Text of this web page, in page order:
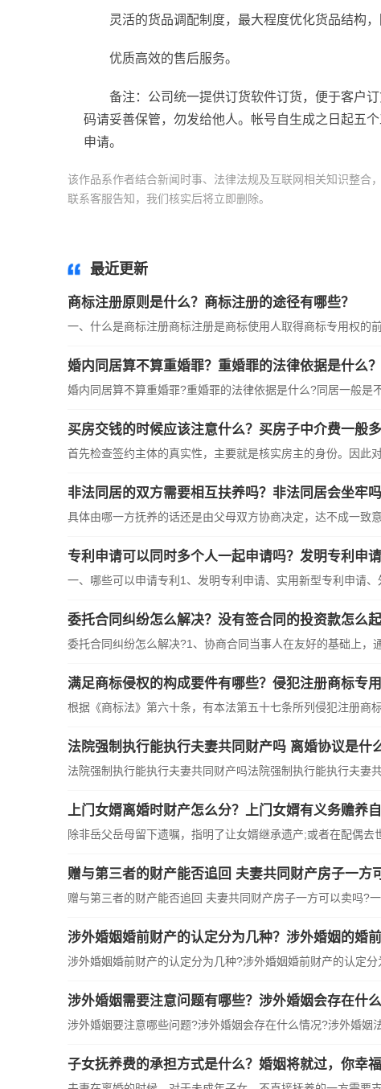
灵活的货品调配制度，最大程度优化货品结构
优质高效的售后服务。
备注：公司统一提供订货软件订货，便于客户
码请妥善保管，勿发给他人。帐号自生成之日起五
申请。
该作品系作者结合新闻时事、法律法规及互联网相关知识整合
联系客服告知，我们核实后将立即删除。
最近更新
商标注册原则是什么？商标注册的途径有哪些？
一、什么是商标注册商标注册是商标使用人取得商标专用权的前
婚内同居算不算重婚罪？重婚罪的法律依据是什么？
婚内同居算不算重婚罪?重婚罪的法律依据是什么?同居一般是
买房交钱的时候应该注意什么？买房子中介费一般多
首先检查签约主体的真实性，主要就是核实房主的身份。因此对
非法同居的双方需要相互扶养吗？非法同居会坐牢吗
具体由哪一方抚养的话还是由父母双方协商决定，达不成一致意
专利申请可以同时多个人一起申请吗？发明专利申
一、哪些可以申请专利1、发明专利申请、实用新型专利申请、
委托合同纠纷怎么解决？没有签合同的投资款怎么起
委托合同纠纷怎么解决?1、协商合同当事人在友好的基础上，
满足商标侵权的构成要件有哪些？侵犯注册商标专
根据《商标法》第六十条，有本法第五十七条所列侵犯注册商标
法院强制执行能执行夫妻共同财产吗 离婚协议是什
法院强制执行能执行夫妻共同财产吗法院强制执行能执行夫妻共
上门女婿离婚时财产怎么分？上门女婿有义务赡养自
除非岳父岳母留下遗嘱，指明了让女婿继承遗产;或者在配偶去
赠与第三者的财产能否追回 夫妻共同财产房子一方
赠与第三者的财产能否追回 夫妻共同财产房子一方可以卖吗?一
涉外婚姻婚前财产的认定分为几种？涉外婚姻的婚
涉外婚姻婚前财产的认定分为几种?涉外婚姻婚前财产的认定分
涉外婚姻需要注意问题有哪些？涉外婚姻会存在什么
涉外婚姻要注意哪些问题?涉外婚姻会存在什么情况?涉外婚姻
子女抚养费的承担方式是什么？婚姻将就过，你幸福